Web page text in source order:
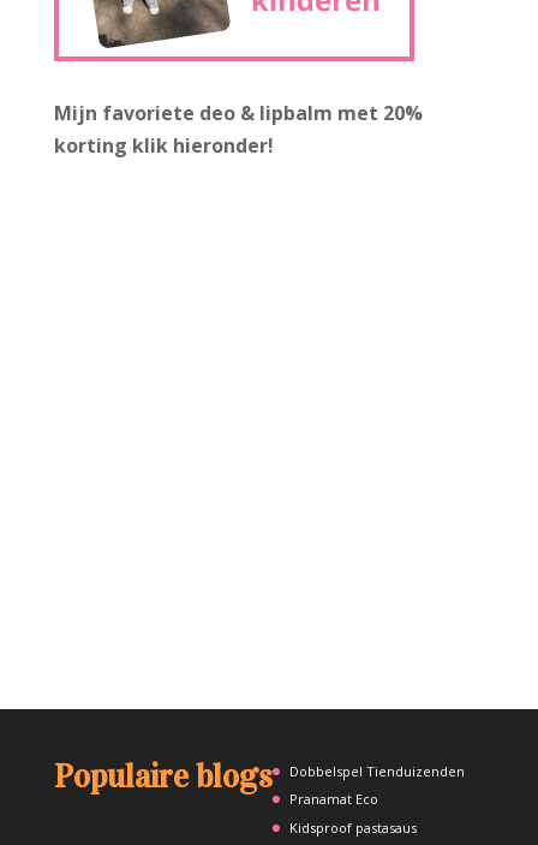
Mijn favoriete deo & lipbalm met 20%
korting klik hieronder!
Populaire blogs
Dobbelspel Tienduizenden
Pranamat Eco
Kidsproof pastasaus